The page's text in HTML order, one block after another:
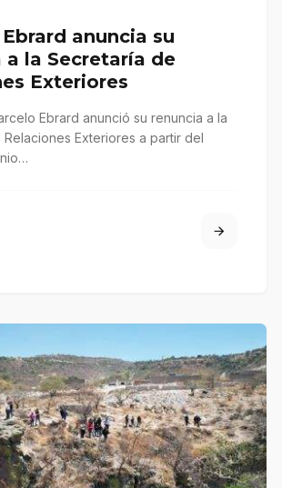
anuncia su
a la Secretaría de
Exteriores
Ebrard anunció su renuncia a la
Exteriores a partir del